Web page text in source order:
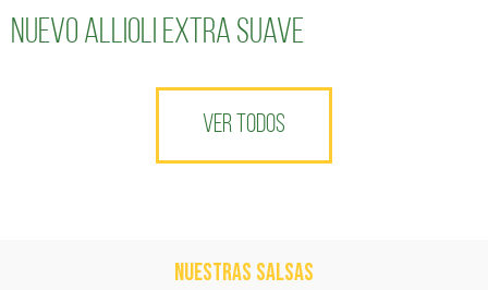
Nuevo Allioli Extra Suave
VER TODOS
NUESTRAS SALSAS